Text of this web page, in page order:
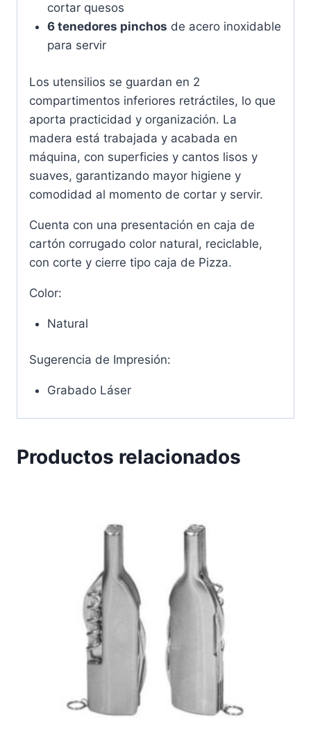
cortar quesos
6 tenedores pinchos de acero inoxidable
para servir
Los utensilios se guardan en 2
compartimentos inferiores retráctiles, lo que
aporta practicidad y organización. La
madera está trabajada y acabada en
máquina, con superficies y cantos lisos y
suaves, garantizando mayor higiene y
comodidad al momento de cortar y servir.
Cuenta con una presentación en caja de
cartón corrugado color natural, reciclable,
con corte y cierre tipo caja de Pizza.
Color:
Natural
Sugerencia de Impresión:
Grabado Láser
Productos relacionados